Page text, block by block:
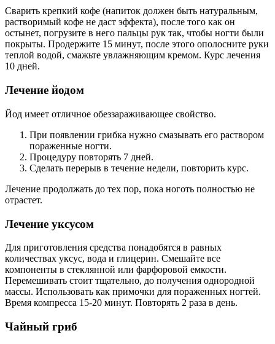
Сварить крепкий кофе (напиток должен быть натуральным,
растворимый кофе не даст эффекта), после того как он
остынет, погрузите в него пальцы рук так, чтобы ногти были
покрыты. Продержите 15 минут, после этого ополосните руки
теплой водой, смажьте увлажняющим кремом. Курс лечения
10 дней.
Лечение йодом
Йод имеет отличное обеззараживающее свойство.
При появлении грибка нужно смазывать его раствором
пораженные ногти.
Процедуру повторять 7 дней.
Сделать перерыв в течение недели, повторить курс.
Лечение продолжать до тех пор, пока ноготь полностью не
отрастет.
Лечение уксусом
Для приготовления средства понадобятся в равных
количествах уксус, вода и глицерин. Смешайте все
компоненты в стеклянной или фарфоровой емкости.
Перемешивать стоит тщательно, до получения однородной
массы. Использовать как примочки для пораженных ногтей.
Время компресса 15-20 минут. Повторять 2 раза в день.
Чайный гриб